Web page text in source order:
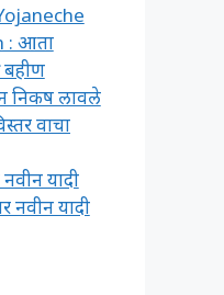
: आता
बहीण
निकष लावले
वाचा
यादी
नवीन यादी